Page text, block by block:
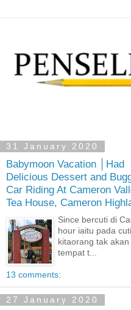
31 January 2020
Babymoon Vacation │Had
Delicious Dessert and
Car Riding At Cameron
Tea House, Cameron
Since bercuti di
hour iaitu pada
kitaorang tak
tempat t...
13 comments:
27 January 2020